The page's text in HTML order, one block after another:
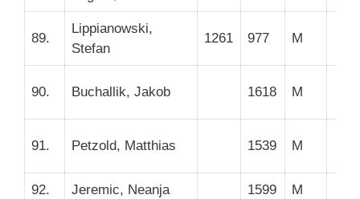
89.
Lippianowski,
Stefan
1261 977 M
90. Buchallik, Jakob 1618 M
91. Petzold, Matthias 1539 M
92. Jeremic, Neanja 1599 M